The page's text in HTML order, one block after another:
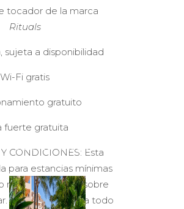
tocador de la marca
Rituals
sujeta a disponibilidad
Wi-Fi gratis
gratuito
fuerte gratuita
CONDICIONES: Esta
para estancias mínimas
más. Descuento sobre
Oferta válida para todo
de Descuento